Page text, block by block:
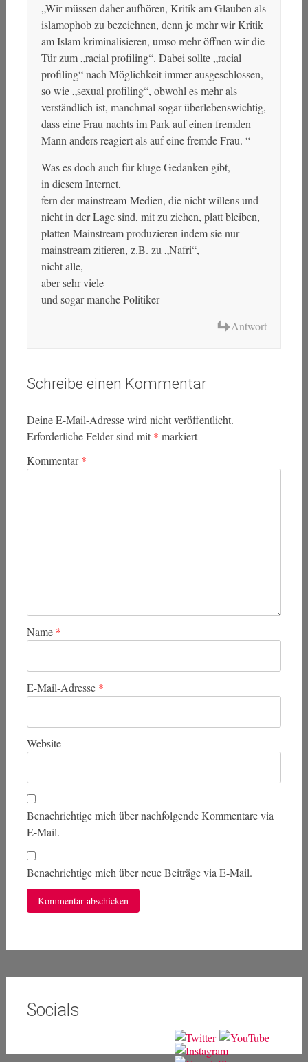
„Wir müssen daher aufhören, Kritik am Glauben als
islamophob zu bezeichnen, denn je mehr wir Kritik
am Islam kriminalisieren, umso mehr öffnen wir die
Tür zum „racial profiling“. Dabei sollte „racial
profiling“ nach Möglichkeit immer ausgeschlossen,
so wie „sexual profiling“, obwohl es mehr als
verständlich ist, manchmal sogar überlebenswichtig,
dass eine Frau nachts im Park auf einen fremden
Mann anders reagiert als auf eine fremde Frau. “
Was es doch auch für kluge Gedanken gibt,
in diesem Internet,
fern der mainstream-Medien, die nicht willens und
nicht in der Lage sind, mit zu ziehen, platt bleiben,
platten Mainstream produzieren indem sie nur
mainstream zitieren, z.B. zu „Nafri“,
nicht alle,
aber sehr viele
und sogar manche Politiker
Antwort
Schreibe einen Kommentar
Deine E-Mail-Adresse wird nicht veröffentlicht.
Erforderliche Felder sind mit * markiert
Kommentar*
Name *
E-Mail-Adresse *
Website
Benachrichtige mich über nachfolgende Kommentare via
E-Mail.
Benachrichtige mich über neue Beiträge via E-Mail.
Socials